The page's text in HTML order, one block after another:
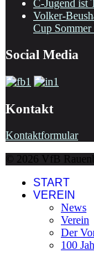
C-Jugend ist
Volker-
Cup Sommer
Social Media
Kontakt
Kontaktformular
© 2026 VfB
START
VEREIN
News
Verein
Der
100